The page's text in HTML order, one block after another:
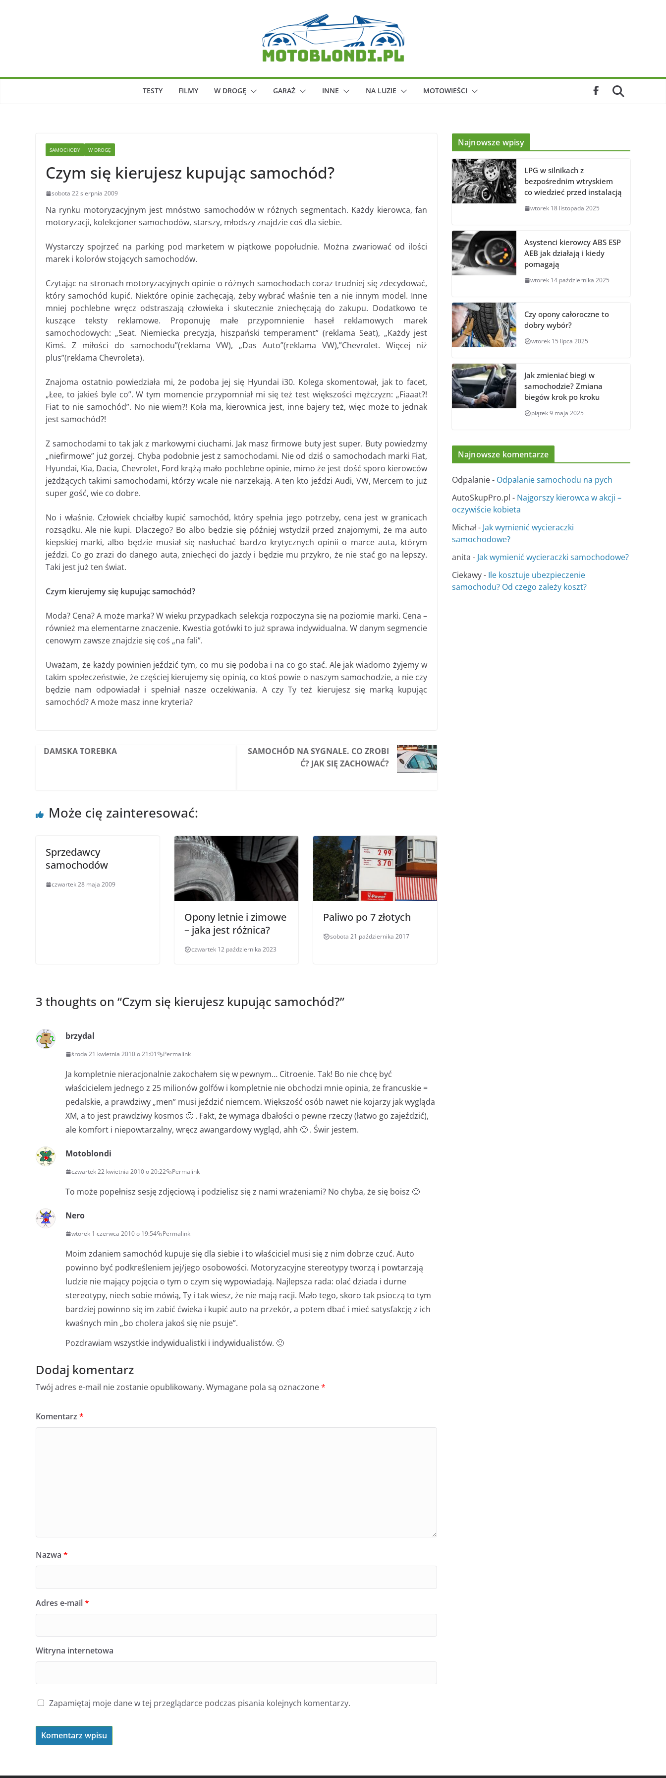
TESTY FILMY W DROGĘ GARAŻ INNE NA LUZIE MOTOWIEŚCI
SAMOCHODY W DROGĘ
Czym się kierujesz kupując samochód?
sobota 22 sierpnia 2009
Na rynku motoryzacyjnym jest mnóstwo samochodów w różnych segmentach. Każdy kierowca, fan
motoryzacji, kolekcjoner samochodów, starszy, młodszy znajdzie coś dla siebie.
Wystarczy spojrzeć na parking pod marketem w piątkowe popołudnie. Można zwariować od ilości
marek i kolorów stojących samochodów.
Czytając na stronach motoryzacyjnych opinie o różnych samochodach coraz trudniej się zdecydować,
który samochód kupić. Niektóre opinie zachęcają, żeby wybrać właśnie ten a nie innym model. Inne
mniej pochlebne wręcz odstraszają człowieka i skutecznie zniechęcają do zakupu. Dodatkowo te
kuszące teksty reklamowe. Proponuję małe przypomnienie haseł reklamowych marek
samochodowych: „Seat. Niemiecka precyzja, hiszpański temperament” (reklama Seat), „Każdy jest
Kimś. Z miłości do samochodu”(reklama VW), „Das Auto”(reklama VW),”Chevrolet. Więcej niż
plus”(reklama Chevroleta).
Znajoma ostatnio powiedziała mi, że podoba jej się Hyundai i30. Kolega skomentował, jak to facet,
„Łee, to jakieś byle co”. W tym momencie przypomniał mi się też test większości mężczyzn: „Fiaaat?!
Fiat to nie samochód”. No nie wiem?! Koła ma, kierownica jest, inne bajery też, więc może to jednak
jest samochód?!
Z samochodami to tak jak z markowymi ciuchami. Jak masz firmowe buty jest super. Buty powiedzmy
„niefirmowe” już gorzej. Chyba podobnie jest z samochodami. Nie od dziś o samochodach marki Fiat,
Hyundai, Kia, Dacia, Chevrolet, Ford krążą mało pochlebne opinie, mimo że jest dość sporo kierowców
jeżdżących takimi samochodami, którzy wcale nie narzekają. A ten kto jeździ Audi, VW, Mercem to już
super gość, wie co dobre.
No i właśnie. Człowiek chciałby kupić samochód, który spełnia jego potrzeby, cena jest w granicach
rozsądku. Ale nie kupi. Dlaczego? Bo albo będzie się później wstydził przed znajomymi, że ma auto
kiepskiej marki, albo będzie musiał się nasłuchać bardzo krytycznych opinii o marce auta, którym
jeździ. Co go zrazi do danego auta, zniechęci do jazdy i będzie mu przykro, że nie stać go na lepszy.
Taki jest już ten świat.
Czym kierujemy się kupując samochód?
Moda? Cena? A może marka? W wieku przypadkach selekcja rozpoczyna się na poziomie marki. Cena –
również ma elementarne znaczenie. Kwestia gotówki to już sprawa indywidualna. W danym segmencie
cenowym zawsze znajdzie się coś „na fali”.
Uważam, że każdy powinien jeździć tym, co mu się podoba i na co go stać. Ale jak wiadomo żyjemy w
takim społeczeństwie, że częściej kierujemy się opinią, co ktoś powie o naszym samochodzie, a nie czy
będzie nam odpowiadał i spełniał nasze oczekiwania. A czy Ty też kierujesz się marką kupując
samochód? A może masz inne kryteria?
DAMSKA TOREBKA
SAMOCHÓD NA SYGNALE. CO ZROBI
Ć? JAK SIĘ ZACHOWAĆ?
Może cię zainteresować:
Sprzedawcy
samochodów
czwartek 28 maja 2009
Opony letnie i zimowe
– jaka jest różnica?
czwartek 12 października 2023
Paliwo po 7 złotych
sobota 21 października 2017
3 thoughts on “Czym się kierujesz kupując samochód?”
brzydal
środa 21 kwietnia 2010 o 21:01 Permalink
Ja kompletnie nieracjonalnie zakochałem się w pewnym… Citroenie. Tak! Bo nie chcę być
właścicielem jednego z 25 milionów golfów i kompletnie nie obchodzi mnie opinia, że francuskie =
pedalskie, a prawdziwy „men” musi jeździć niemcem. Większość osób nawet nie kojarzy jak wygląda
XM, a to jest prawdziwy kosmos 🙂 . Fakt, że wymaga dbałości o pewne rzeczy (łatwo go zajeździć),
ale komfort i niepowtarzalny, wręcz awangardowy wygląd, ahh 🙂 . Świr jestem.
Motoblondi
czwartek 22 kwietnia 2010 o 20:22 Permalink
To może popełnisz sesję zdjęciową i podzielisz się z nami wrażeniami? No chyba, że się boisz 🙂
Nero
wtorek 1 czerwca 2010 o 19:54 Permalink
Moim zdaniem samochód kupuje się dla siebie i to właściciel musi się z nim dobrze czuć. Auto
powinno być podkreśleniem jej/jego osobowości. Motoryzacyjne stereotypy tworzą i powtarzają
ludzie nie mający pojęcia o tym o czym się wypowiadają. Najlepsza rada: olać dziada i durne
stereotypy, niech sobie mówią, Ty i tak wiesz, że nie mają racji. Mało tego, skoro tak psioczą to tym
bardziej powinno się im zabić ćwieka i kupić auto na przekór, a potem dbać i mieć satysfakcję z ich
kwaśnych min „bo cholera jakoś się nie psuje”.
Pozdrawiam wszystkie indywidualistki i indywidualistów. 🙂
Dodaj komentarz
Twój adres e-mail nie zostanie opublikowany. Wymagane pola są oznaczone*
Komentarz *
Nazwa *
Adres e-mail*
Witryna internetowa
Zapamiętaj moje dane w tej przeglądarce podczas pisania kolejnych komentarzy.
Najnowsze wpisy
LPG w silnikach z
bezpośrednim wtryskiem
co wiedzieć przed instalacją
wtorek 18 listopada 2025
Asystenci kierowcy ABS ESP
AEB jak działają i kiedy
pomagają
wtorek 14 października 2025
Czy opony całoroczne to
dobry wybór?
wtorek 15 lipca 2025
Jak zmieniać biegi w
samochodzie? Zmiana
biegów krok po kroku
piątek 9 maja 2025
Najnowsze komentarze
Odpalanie- Odpalanie samochodu na pych
AutoSkupPro.pl - Najgorszy kierowca w akcji –
oczywiście kobieta
Michał- Jak wymienić wycieraczki
samochodowe?
anita - Jak wymienić wycieraczki samochodowe?
Ciekawy- Ile kosztuje ubezpieczenie
samochodu? Od czego zależy koszt?